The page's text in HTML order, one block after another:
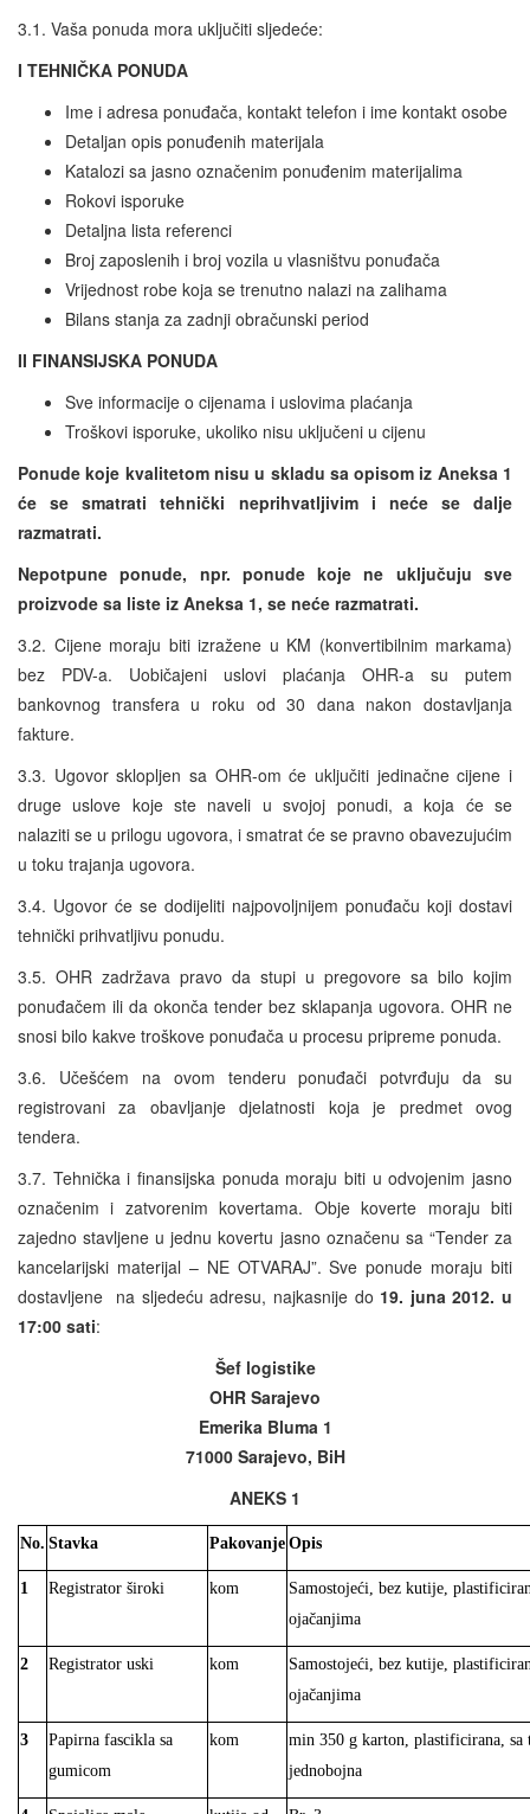
3.1. Vaša ponuda mora uključiti sljedeće:
I TEHNIČKA PONUDA
Ime i adresa ponuđača, kontakt telefon i ime kontakt osobe
Detaljan opis ponuđenih materijala
Katalozi sa jasno označenim ponuđenim materijalima
Rokovi isporuke
Detaljna lista referenci
Broj zaposlenih i broj vozila u vlasništvu ponuđača
Vrijednost robe koja se trenutno nalazi na zalihama
Bilans stanja za zadnji obračunski period
II FINANSIJSKA PONUDA
Sve informacije o cijenama i uslovima plaćanja
Troškovi isporuke, ukoliko nisu uključeni u cijenu
Ponude koje kvalitetom nisu u skladu sa opisom iz Aneksa 1
će se smatrati tehnički neprihvatljivim i neće se dalje
razmatrati.
Nepotpune ponude, npr. ponude koje ne uključuju sve
proizvode sa liste iz Aneksa 1, se neće razmatrati.
3.2. Cijene moraju biti izražene u KM (konvertibilnim markama)
bez PDV-a. Uobičajeni uslovi plaćanja OHR-a su putem
bankovnog transfera u roku od 30 dana nakon dostavljanja
fakture.
3.3. Ugovor sklopljen sa OHR-om će uključiti jedinačne cijene i
druge uslove koje ste naveli u svojoj ponudi, a koja će se
nalaziti se u prilogu ugovora, i smatrat će se pravno obavezujućim
u toku trajanja ugovora.
3.4. Ugovor će se dodijeliti najpovoljnijem ponuđaču koji dostavi
tehnički prihvatljivu ponudu.
3.5. OHR zadržava pravo da stupi u pregovore sa bilo kojim
ponuđačem ili da okonča tender bez sklapanja ugovora. OHR ne
snosi bilo kakve troškove ponuđača u procesu pripreme ponuda.
3.6. Učešćem na ovom tenderu ponuđači potvrđuju da su
registrovani za obavljanje djelatnosti koja je predmet ovog
tendera.
3.7. Tehnička i finansijska ponuda moraju biti u odvojenim jasno
označenim i zatvorenim kovertama. Obje koverte moraju biti
zajedno stavljene u jednu kovertu jasno označenu sa “Tender za
kancelarijski materijal – NE OTVARAJ”. Sve ponude moraju biti
dostavljene na sljedeću adresu, najkasnije do 19. juna 2012. u
17:00 sati:
Šef logistike
OHR Sarajevo
Emerika Bluma 1
71000 Sarajevo, BiH
ANEKS 1
No. Stavka Pakovanje Opis
1 Registrator široki kom
Samostojeći, bez kutije,
ojačanjima
2 Registrator uski kom
Samostojeći, bez kutije,
ojačanjima
3
Papirna fascikla sa
gumicom
kom
min 350 g karton, plastificirana,
jednobojna